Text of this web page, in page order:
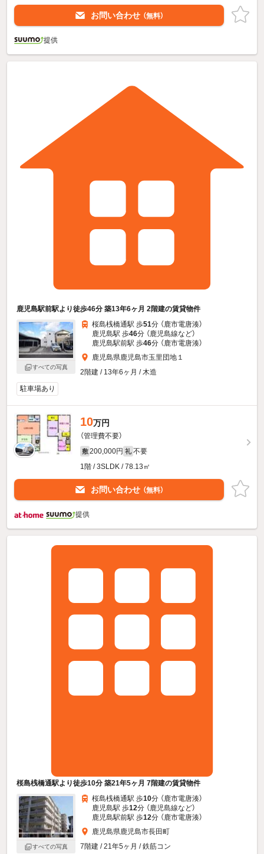
お問い合わせ （無料）
提供
鹿児島駅前駅より徒歩46分 築13年6ヶ月 2階建の賃貸物件
すべての写真
桜島桟橋通駅 歩51分 （鹿市電唐湊）
鹿児島駅 歩46分 （鹿児島線など）
鹿児島駅前駅 歩46分 （鹿市電唐湊）
鹿児島県鹿児島市玉里団地１
2階建 / 13年6ヶ月 / 木造
駐車場あり
10万円
（管理費不要）
敷 200,000円 礼 不要
1階 / 3SLDK / 78.13㎡
お問い合わせ （無料）
提供
桜島桟橋通駅より徒歩10分 築21年5ヶ月 7階建の賃貸物件
すべての写真
桜島桟橋通駅 歩10分 （鹿市電唐湊）
鹿児島駅 歩12分 （鹿児島線など）
鹿児島駅前駅 歩12分 （鹿市電唐湊）
鹿児島県鹿児島市長田町
7階建 / 21年5ヶ月 / 鉄筋コン